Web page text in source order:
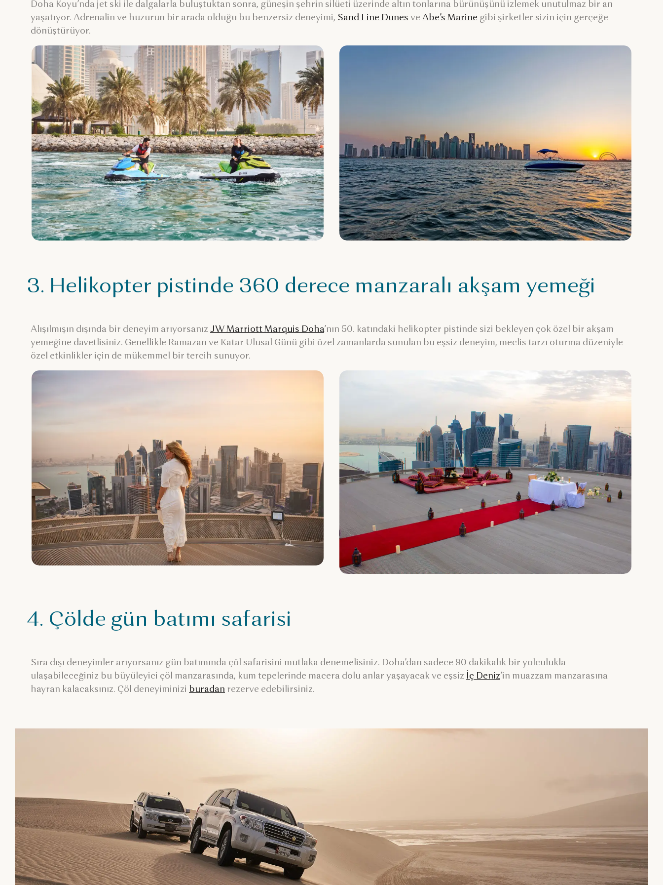
Doha Koyu’nda jet ski ile dalgalarla buluştuktan sonra, güneşin şehrin silüeti üzerinde altın tonlarına bürünüşünü izlemek unutulmaz bir an
yaşatıyor. Adrenalin ve huzurun bir arada olduğu bu benzersiz deneyimi, Sand Line Dunes ve Abe’s Marine gibi şirketler sizin için gerçeğe
dönüştürüyor.
3. Helikopter pistinde 360 derece manzaralı akşam yemeği
Alışılmışın dışında bir deneyim arıyorsanız JW Marriott Marquis Doha’nın 50. katındaki helikopter pistinde sizi bekleyen çok özel bir akşam
yemeğine davetlisiniz. Genellikle Ramazan ve Katar Ulusal Günü gibi özel zamanlarda sunulan bu eşsiz deneyim, meclis tarzı oturma düzeniyle
özel etkinlikler için de mükemmel bir tercih sunuyor.
4. Çölde gün batımı safarisi
Sıra dışı deneyimler arıyorsanız gün batımında çöl safarisini mutlaka denemelisiniz. Doha’dan sadece 90 dakikalık bir yolculukla
ulaşabileceğiniz bu büyüleyici çöl manzarasında, kum tepelerinde macera dolu anlar yaşayacak ve eşsiz İç Deniz’in muazzam manzarasına
hayran kalacaksınız. Çöl deneyiminizi buradan rezerve edebilirsiniz.